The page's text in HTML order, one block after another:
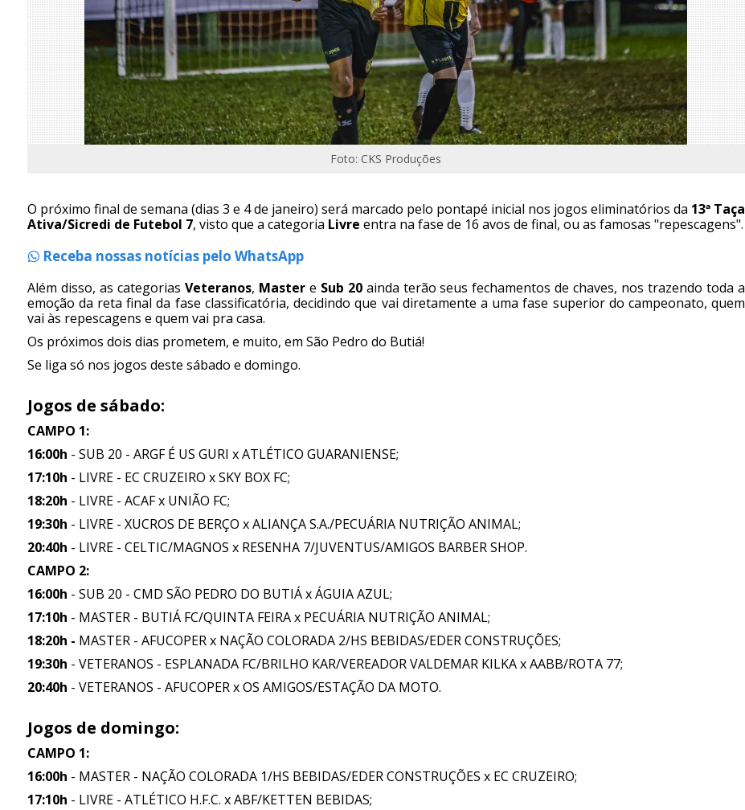
Foto: CKS Produções
O próximo final de semana (dias 3 e 4 de janeiro) será marcado pelo pontapé inicial nos jogos eliminatórios da 13ª Taça
Ativa/Sicredi de Futebol 7, visto que a categoria Livre entra na fase de 16 avos de final, ou as famosas "repescagens".
Receba nossas notícias pelo WhatsApp
Além disso, as categorias Veteranos, Mastere Sub 20ainda terão seus fechamentos de chaves, nos trazendo toda a
emoção da reta final da fase classificatória, decidindo que vai diretamente a uma fase superior do campeonato, quem
vai às repescagens e quem vai pra casa.
Os próximos dois dias prometem, e muito, em São Pedro do Butiá!
Se liga só nos jogos deste sábado e domingo.
Jogos de sábado:
CAMPO 1:
16:00h - SUB 20 - ARGF É US GURI x ATLÉTICO GUARANIENSE;
17:10h - LIVRE - EC CRUZEIRO x SKY BOX FC;
18:20h - LIVRE - ACAF x UNIÃO FC;
19:30h - LIVRE - XUCROS DE BERÇO x ALIANÇA S.A./PECUÁRIA NUTRIÇÃO ANIMAL;
20:40h - LIVRE - CELTIC/MAGNOS x RESENHA 7/JUVENTUS/AMIGOS BARBER SHOP.
CAMPO 2:
16:00h - SUB 20 - CMD SÃO PEDRO DO BUTIÁ x ÁGUIA AZUL;
17:10h - MASTER - BUTIÁ FC/QUINTA FEIRA x PECUÁRIA NUTRIÇÃO ANIMAL;
18:20h - MASTER - AFUCOPER x NAÇÃO COLORADA 2/HS BEBIDAS/EDER CONSTRUÇÕES;
19:30h - VETERANOS - ESPLANADA FC/BRILHO KAR/VEREADOR VALDEMAR KILKA x AABB/ROTA 77;
20:40h - VETERANOS - AFUCOPER x OS AMIGOS/ESTAÇÃO DA MOTO.
Jogos de domingo:
CAMPO 1:
16:00h - MASTER - NAÇÃO COLORADA 1/HS BEBIDAS/EDER CONSTRUÇÕES x EC CRUZEIRO;
17:10h - LIVRE - ATLÉTICO H.F.C. x ABF/KETTEN BEBIDAS;